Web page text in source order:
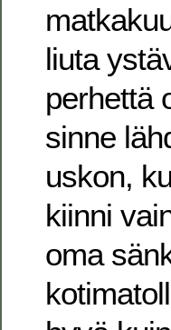
liuta
perhettä
sinne
uskon,
kiinni
oma